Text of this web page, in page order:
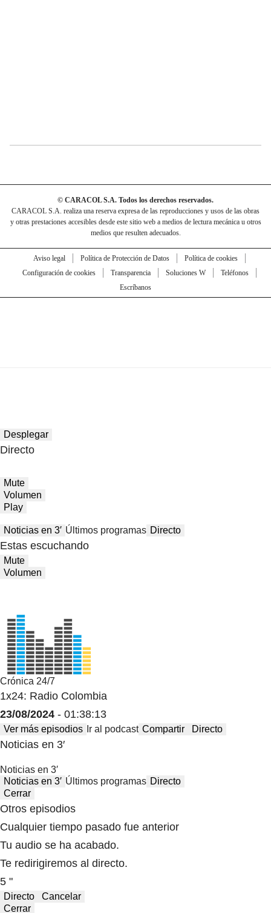
© CARACOL S.A. Todos los derechos reservados.
CARACOL S.A. realiza una reserva expresa de las reproducciones y usos de las obras
y otras prestaciones accesibles desde este sitio web a medios de lectura mecánica u otros
medios que resulten adecuados.
Aviso legal Política de Protección de Datos
Política de cookies
Configuración de cookies
Transparencia Soluciones W
Teléfonos
Escríbanos
Desplegar
Directo
Mute
Volumen
Play
Noticias en 3′ Últimos programas Directo
Estas escuchando
Mute
Volumen
Crónica 24/7
1x24: Radio Colombia
23/08/2024 - 01:38:13
Ver más episodios Ir al podcast Compartir Directo
Noticias en 3′
Noticias en 3′
Noticias en 3′ Últimos programas Directo
Cerrar
Otros episodios
Cualquier tiempo pasado fue anterior
Tu audio se ha acabado.
Te redirigiremos al directo.
5 "
Directo
Cancelar
Cerrar